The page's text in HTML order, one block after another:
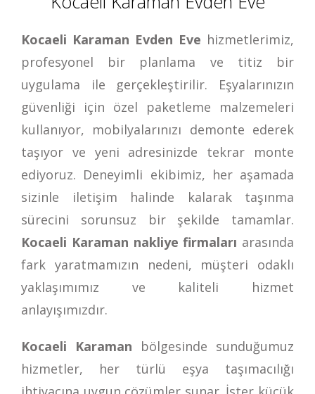
Kocaeli Karaman Evden Eve hizmetlerimiz,
profesyonel bir planlama ve titiz bir
uygulama ile gerçekleştirilir. Eşyalarınızın
güvenliği için özel paketleme malzemeleri
kullanıyor, mobilyalarınızı demonte ederek
taşıyor ve yeni adresinizde tekrar monte
ediyoruz. Deneyimli ekibimiz, her aşamada
sizinle iletişim halinde kalarak taşınma
sürecini sorunsuz bir şekilde tamamlar.
Kocaeli Karaman nakliye firmaları arasında
fark yaratmamızın nedeni, müşteri odaklı
yaklaşımımız ve kaliteli hizmet
anlayışımızdır.
Kocaeli Karaman bölgesinde sunduğumuz
hizmetler, her türlü eşya taşımacılığı